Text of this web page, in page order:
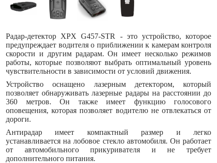
Радар-детектор XPX G457-STR - это устройство, которое
предупреждает водителя о приближении к камерам контроля
скорости и другим радарам. Он имеет несколько режимов
работы, которые позволяют выбрать оптимальный уровень
чувствительности в зависимости от условий движения.
Устройство оснащено лазерным детектором, который
позволяет обнаруживать лазерные радары на расстоянии до
360 метров. Он также имеет функцию голосового
оповещения, которая позволяет водителю не отвлекаться от
дороги.
Антирадар имеет компактный размер и легко
устанавливается на лобовое стекло автомобиля. Он работает
от автомобильного прикуривателя и не требует
дополнительного питания.